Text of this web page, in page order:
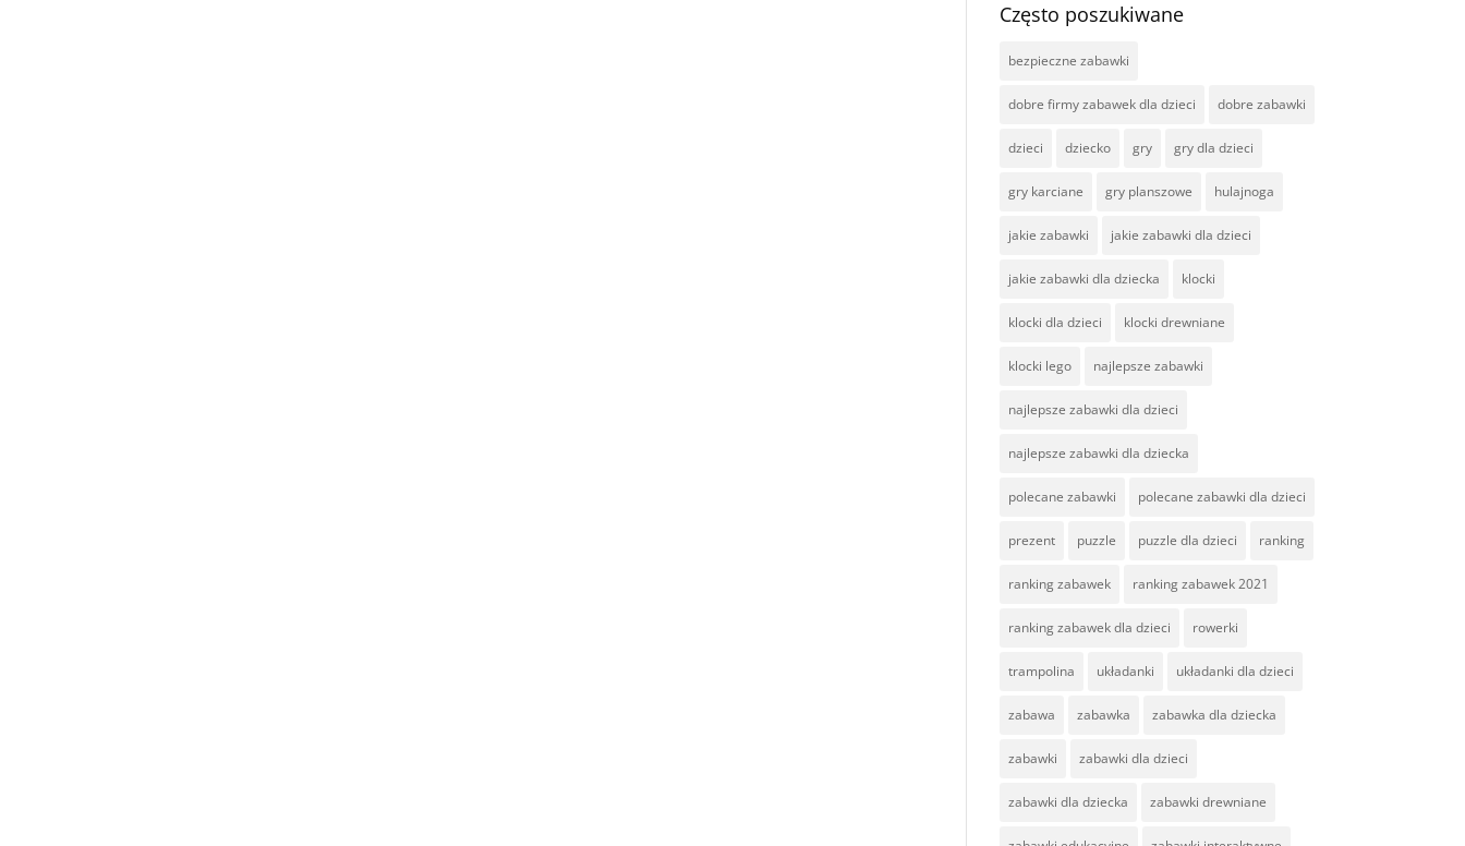
Często poszukiwane
bezpieczne zabawki
dobre firmy zabawek dla dzieci dobre zabawki
dzieci dziecko gry gry dla dzieci
gry karciane gry planszowe hulajnoga
jakie zabawki jakie zabawki dla dzieci
jakie zabawki dla dziecka klocki
klocki dla dzieci klocki drewniane
klocki lego najlepsze zabawki
najlepsze zabawki dla dzieci
najlepsze zabawki dla dziecka
polecane zabawki polecane zabawki dla dzieci
prezent puzzle puzzle dla dzieci ranking
ranking zabawek ranking zabawek 2021
ranking zabawek dla dzieci rowerki
trampolina układanki układanki dla dzieci
zabawa zabawka zabawka dla dziecka
zabawki zabawki dla dzieci
zabawki dla dziecka zabawki drewniane